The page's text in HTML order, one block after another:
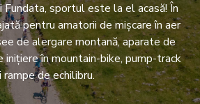
Fundata, sportul este la el acasă! În
pentru amatorii de mișcare în aer
de alergare montană, aparate de
inițiere în mountain-bike, pump-track
rampe de echilibru.